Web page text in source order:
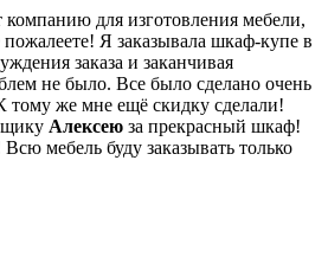
для изготовления мебели,
Я заказывала шкаф-купе в
заказа и заканчивая
не было. Все было сделано очень
тому же мне ещё скидку сделали!
Алексею за прекрасный шкаф!
мебель буду заказывать только